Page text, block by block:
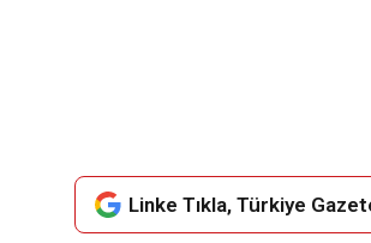
Linke Tıkla, Türkiye